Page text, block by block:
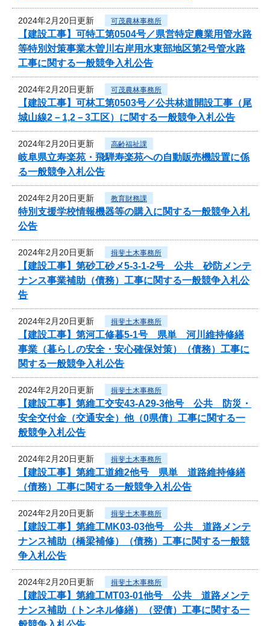
2024年2月20日更新 可茂農林事務所
【建設工事】可特工第0504号／県営特定農業用管水路
等特別対策事業木曽川右岸用水東部地区第2号管水路
工事に関する一般競争入札公告
2024年2月20日更新 可茂農林事務所
【建設工事】可林工第0503号／公共林道開設工事（尾
城山線2－1,2－3工区）に関する一般競争入札公告
2024年2月20日更新 高齢福祉課
岐阜県立寿楽苑・飛騨寿楽苑への自動販売機設置に係
る一般競争入札公告
2024年2月20日更新 教育財務課
特別支援学校情報機器等の購入に関する一般競争入札
公告
2024年2月20日更新 揖斐土木事務所
【建設工事】第砂工砂メ5-3-1-2号 公共 砂防メンテ
ナンス事業補助（債務）工事に関する一般競争入札公
告
2024年2月20日更新 揖斐土木事務所
【建設工事】第河工修暮5-1号 県単 河川維持修繕
事業（暮らしの安全・安心確保対策）（債務）工事に
関する一般競争入札公告
2024年2月20日更新 揖斐土木事務所
【建設工事】第維工交安43-A29-3他号 公共 防災・
安全交付金（交通安全）他（0県債）工事に関する一
般競争入札公告
2024年2月20日更新 揖斐土木事務所
【建設工事】第維工道維2他号 県単 道路維持修繕
（債務）工事に関する一般競争入札公告
2024年2月20日更新 揖斐土木事務所
【建設工事】第維工MK03-03他号 公共 道路メンテ
ナンス補助（橋梁補修）（債務）工事に関する一般競
争入札公告
2024年2月20日更新 揖斐土木事務所
【建設工事】第維工MT03-01他号 公共 道路メンテ
ナンス補助（トンネル修繕）（翌債）工事に関する一